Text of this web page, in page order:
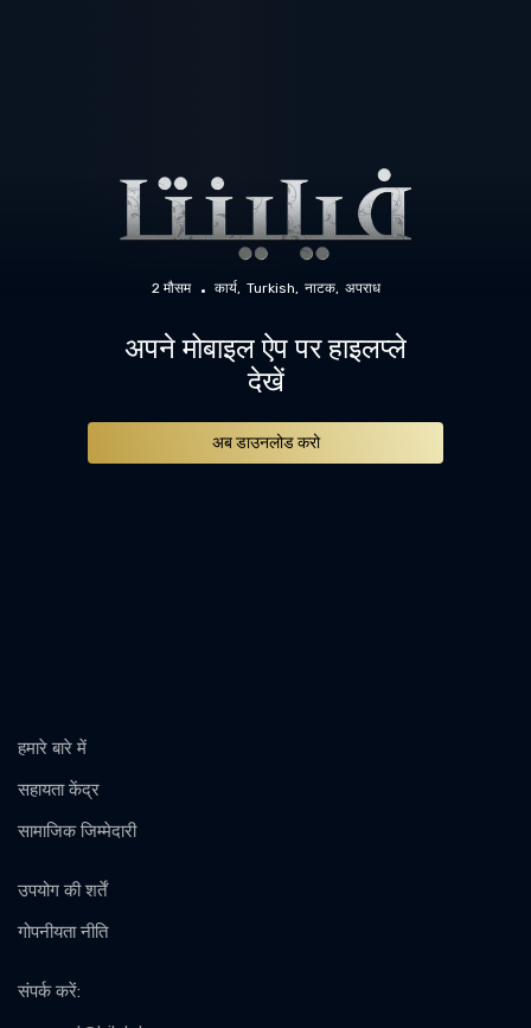
2 मौसम कार्य Turkish नाटक अपराध
अपने मोबाइल ऐप पर हाइलप्ले
देखें
अब डाउनलोड करो
हमारे बारे में
सहायता केंद्र
सामाजिक जिम्मेदारी
उपयोग की शर्तें
गोपनीयता नीति
संपर्क करें: